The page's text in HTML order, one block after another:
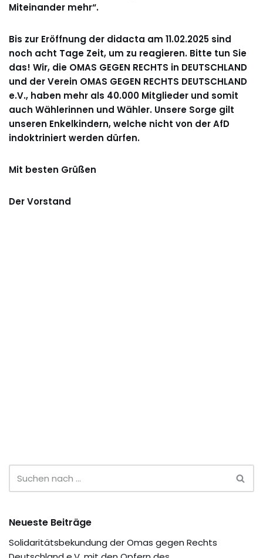
Miteinander mehr“.
Bis zur Eröffnung der didacta am 11.02.2025 sind
noch acht Tage Zeit, um zu reagieren. Bitte tun Sie
das! Wir, die OMAS GEGEN RECHTS in DEUTSCHLAND
und der Verein OMAS GEGEN RECHTS DEUTSCHLAND
e.V., haben mehr als 40.000 Mitglieder und somit
auch Wählerinnen und Wähler. Unsere Sorge gilt
unseren Enkelkindern, welche nicht von der AfD
indoktriniert werden dürfen.
Mit besten Grüßen
Der Vorstand
Neueste Beiträge
Solidaritätsbekundung der Omas gegen Rechts